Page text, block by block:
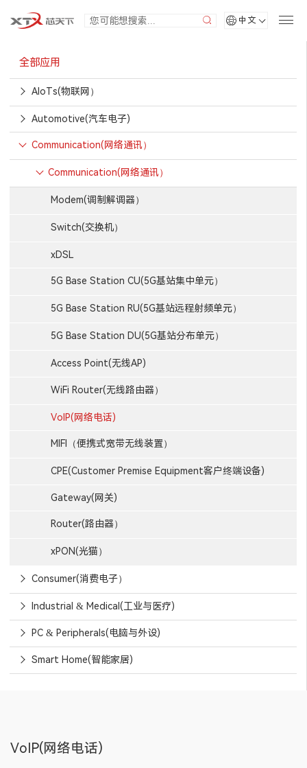
中文
全部应用
AIoTs(物联网）
Automotive(汽车电子)
Communication(网络通讯）
Communication(网络通讯）
Modem(调制解调器）
Switch(交换机）
xDSL
5G Base Station CU(5G基站集中单元）
5G Base Station RU(5G基站远程射频单元）
5G Base Station DU(5G基站分布单元）
Access Point(无线AP)
WiFi Router(无线路由器）
VoIP(网络电话)
MIFI（便携式宽带无线装置）
CPE(Customer Premise Equipment客户终端设备)
Gateway(网关)
Router(路由器）
xPON(光猫）
Consumer(消费电子）
Industrial & Medical(工业与医疗)
PC & Peripherals(电脑与外设)
Smart Home(智能家居)
VoIP(网络电话)